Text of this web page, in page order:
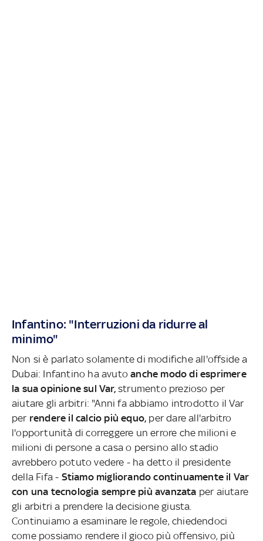
Infantino: "Interruzioni da ridurre al
minimo"
Non si è parlato solamente di modifiche all'offside a
Dubai: Infantino ha avutoanche modo di esprimere
la sua opinione sul Var,strumento prezioso per
aiutare gli arbitri: "Anni fa abbiamo introdotto il Var
per rendere il calcio più equo, per dare all'arbitro
l'opportunità di correggere un errore che milioni e
milioni di persone a casa o persino allo stadio
avrebbero potuto vedere - ha detto il presidente
della Fifa - Stiamo migliorando continuamente il Var
con una tecnologia sempre più avanzata per aiutare
gli arbitri a prendere la decisione giusta.
Continuiamo a esaminare le regole, chiedendoci
come possiamo rendere il gioco più offensivo, più